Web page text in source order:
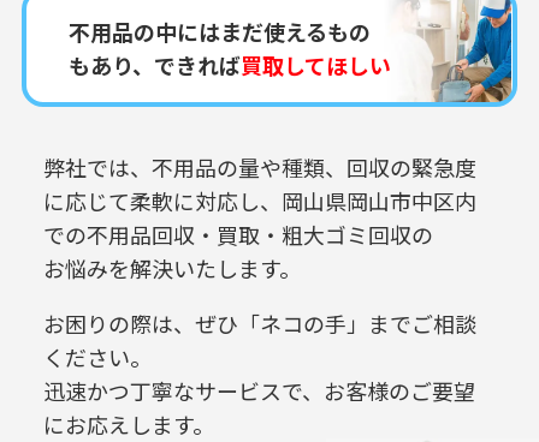
不用品の中にはまだ使えるもの
もあり、できれば買取してほしい
弊社では、不用品の量や種類、回収の緊急度
に応じて柔軟に対応し、 岡山県岡山市中区内
での不用品回収・買取・粗大ゴミ回収の
お悩みを解決いたします。
お困りの際は、ぜひ「ネコの手」までご相談
ください。
迅速かつ丁寧なサービスで、お客様のご要望
にお応えします。